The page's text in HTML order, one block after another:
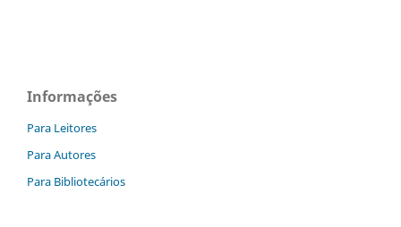
Informações
Para Leitores
Para Autores
Para Bibliotecários